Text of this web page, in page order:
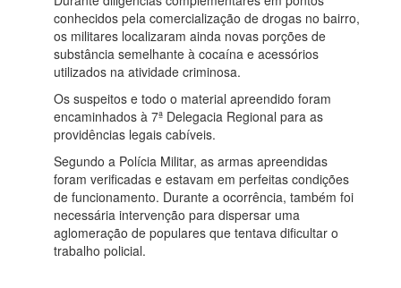
conhecidos pela comercialização de drogas no bairro,
os militares localizaram ainda novas porções de
substância semelhante à cocaína e acessórios
utilizados na atividade criminosa.
Os suspeitos e todo o material apreendido foram
encaminhados à 7ª Delegacia Regional para as
providências legais cabíveis.
Segundo a Polícia Militar, as armas apreendidas
foram verificadas e estavam em perfeitas condições
de funcionamento. Durante a ocorrência, também foi
necessária intervenção para dispersar uma
aglomeração de populares que tentava dificultar o
trabalho policial.